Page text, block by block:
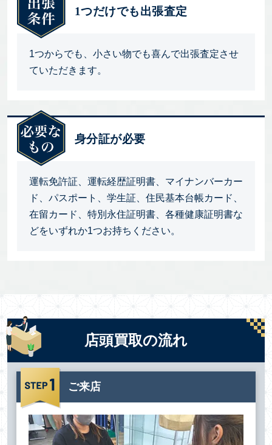
1つだけでも出張査定
1つからでも、小さい物でも喜んで出張査定させ
ていただきます。
身分証が必要
運転免許証、運転経歴証明書、マイナンバーカー
ド、パスポート、学生証、住民基本台帳カード、
在留カード、特別永住証明書、各種健康証明書な
どをいずれか1つお持ちください。
店頭買取の流れ
ご来店